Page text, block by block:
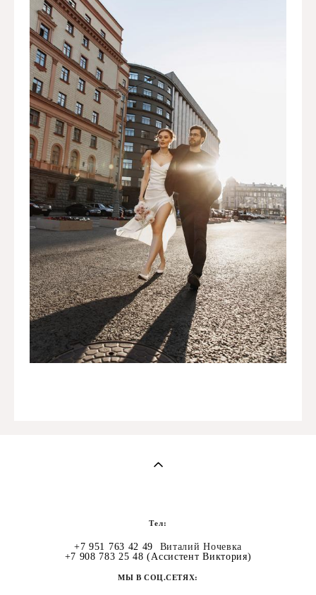
Тел:
+7 951 763 42 49 Виталий Ночевка
+7 908 783 25 48 (Ассистент Виктория)
МЫ В СОЦ.СЕТЯХ: